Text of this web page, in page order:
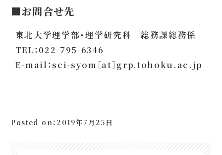
■お問合せ先
東北大学理学部・理学研究科 総務課総務係
TEL：022-795-6346
E-mail：sci-syom［at］grp.tohoku.ac.jp
Posted on：2019年7月25日